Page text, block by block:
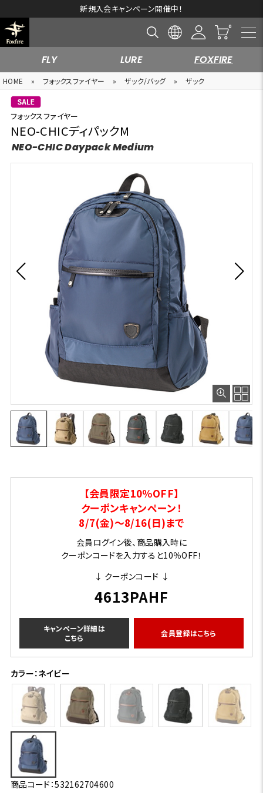
新規入会キャンペーン開催中！
FLY LURE FOXFIRE
HOME » フォックスファイヤー » ザック/バッグ » ザック
フォックスファイヤー
NEO-CHICディパックM
NEO-CHIC Daypack Medium
【会員限定10％OFF】
クーポンキャンペーン！
8/7(金)～8/16(日)まで
会員ログイン後、商品購入時に
クーポンコードを入力すると10％OFF！
↓ クーポンコード ↓
4613PAHF
キャンペーン詳細は
こちら
会員登録はこちら
カラー：ネイビー
商品コード：532162704600